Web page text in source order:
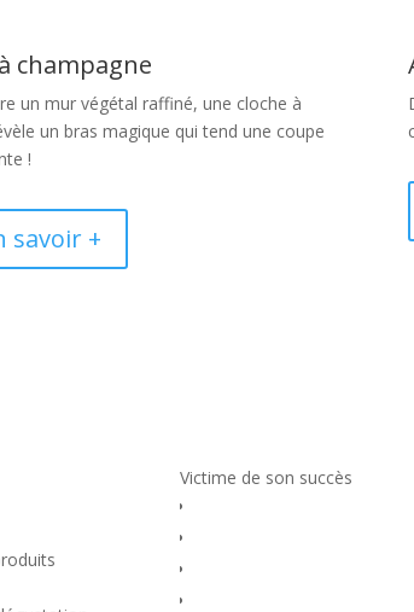
champagne
un mur végétal raffiné, une cloche à
un bras magique qui tend une coupe
!
savoir +
Victime de son succès